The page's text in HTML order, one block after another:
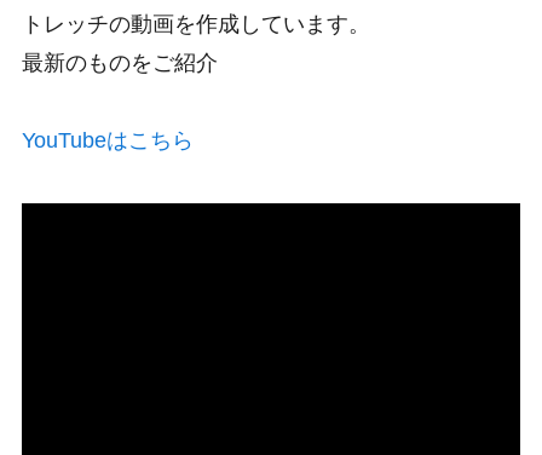
トレッチの動画を作成しています。
最新のものをご紹介
YouTubeはこちら